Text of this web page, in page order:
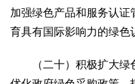
加强绿色产品和服务认
育具有国际影响力的绿色
（二十）积极扩大绿色